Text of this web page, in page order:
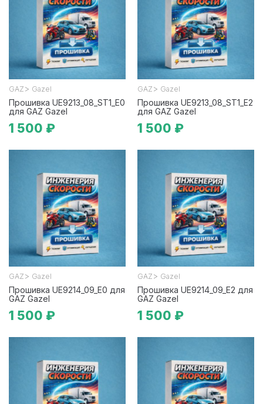
GAZ > Gazel
Прошивка UE9213_08_ST1_E0
для GAZ Gazel
1 500 ₽
GAZ > Gazel
Прошивка UE9213_08_ST1_E2
для GAZ Gazel
1 500 ₽
GAZ > Gazel
Прошивка UE9214_09_E0 для
GAZ Gazel
1 500 ₽
GAZ > Gazel
Прошивка UE9214_09_E2 для
GAZ Gazel
1 500 ₽